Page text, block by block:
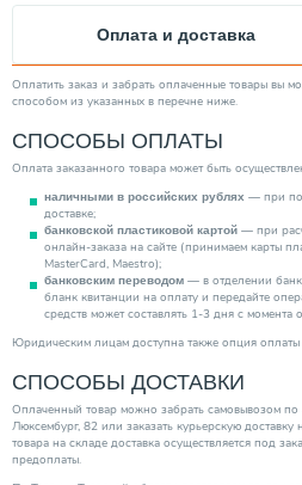
Страна производитель
Диаметр входа
Категория
Оплата и доставка
Оплатить заказ и забрать оплаченные товары вы
способом из указанных в перечне ниже.
СПОСОБЫ ОПЛАТЫ
Оплата заказанного товара может быть
наличными в российских рублях — при
доставке;
банковской пластиковой картой — при
онлайн-заказа на сайте (принимаем карты
MasterCard, Maestro);
банковским переводом — в отделении
бланк квитанции на оплату и передайте
средств может составлять 1-3 дня с момента
Юридическим лицам доступна также опция оплаты
СПОСОБЫ ДОСТАВКИ
Оплаченный товар можно забрать самовывозом по
Люксембург, 82 или заказать курьерскую
товара на складе доставка осуществляется под
предоплаты.